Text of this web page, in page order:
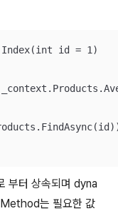
Index(int id = 1)
터 상속되며 dyna
는 필요한 값